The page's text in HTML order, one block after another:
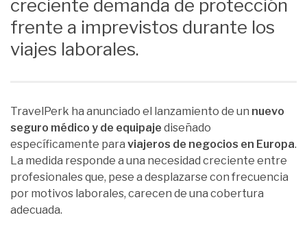
creciente demanda de protección
frente a imprevistos durante los
viajes laborales.
TravelPerk ha anunciado el lanzamiento de un nuevo
seguro médico y de equipaje diseñado
específicamente para viajeros de negocios en Europa.
La medida responde a una necesidad creciente entre
profesionales que, pese a desplazarse con frecuencia
por motivos laborales, carecen de una cobertura
adecuada.